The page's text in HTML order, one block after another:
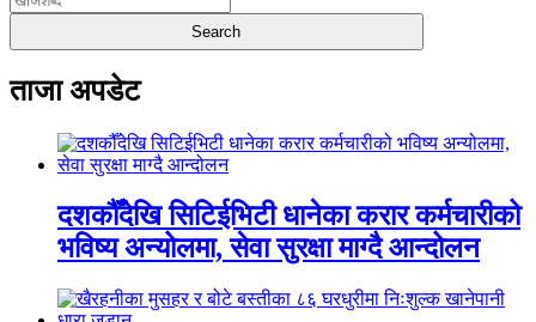
ताजा अपडेट
दशकौँदेखि सिटिईभिटी धानेका करार कर्मचारीको
भविष्य अन्योलमा, सेवा सुरक्षा माग्दै आन्दोलन